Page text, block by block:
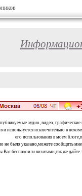
аудио, видео,
используется исключительно в
его использования в моем
не было указано,можете сообщить
беспокоили визитами,так же